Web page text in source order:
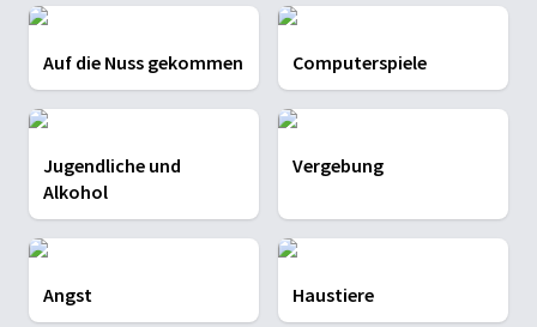
Auf die Nuss gekommen Computerspiele
Jugendliche und
Alkohol
Vergebung
Angst Haustiere